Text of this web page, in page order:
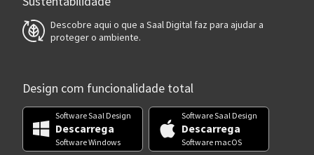
Descobre aqui o que a Saal Digital faz para ajudar a
proteger o ambiente.
Design com funcionalidade total
Software Saal Design
Descarrega
Software Windows
Software Saal Design
Descarrega
Software macOS